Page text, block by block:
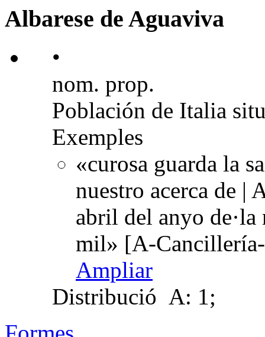
Albarese de Aguaviva
•
nom. prop.
Población de Italia
Exemples
«curosa guarda la
nuestro acerca de |
abril del anyo
mil» [A-
Ampliar
Distribució A: 1;